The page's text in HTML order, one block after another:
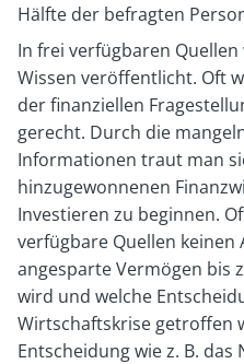
Hälfte der befragten
In frei verfügbaren
Wissen veröffentlicht. Oft
der finanziellen
gerecht. Durch die
Informationen traut man
hinzugewonnenen
Investieren zu beginnen.
verfügbare Quellen keinen
angesparte Vermögen bis
wird und welche
Wirtschaftskrise getroffen
Entscheidung wie z. B.